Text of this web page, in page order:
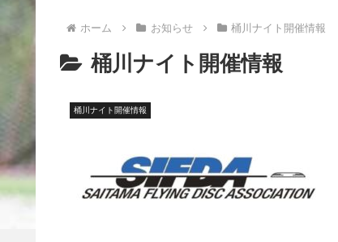
ホーム お知らせ 桶川ナイト開催情報
桶川ナイト開催情報
桶川ナイト開催情報